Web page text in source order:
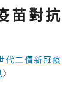
苗對抗
代二價新冠疫
〉